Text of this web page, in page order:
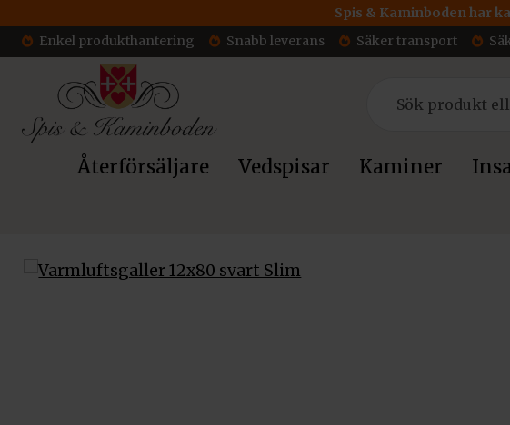
Spis & Kaminboden har
Enkel produkthantering
Snabb leverans Säker transport
Återförsäljare Vedspisar Kaminer